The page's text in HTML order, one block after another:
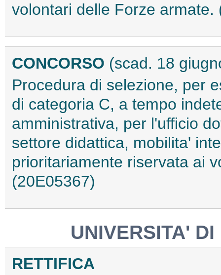
volontari delle Forze armate.
CONCORSO (scad. 18
Procedura di selezione, per
di categoria C, a tempo
amministrativa, per l'ufficio
settore didattica, mobilita'
prioritariamente riservata ai
(20E05367)
UNIVERSITA'
RETTIFICA